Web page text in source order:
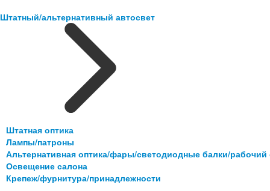
Штатный/альтернативный автосвет
Штатная оптика
Лампы/патроны
Альтернативная оптика/фары/светодиодные балки/рабочий
Освещение салона
Крепеж/фурнитура/принадлежности